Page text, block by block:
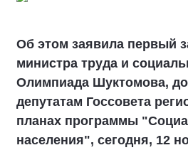
Об этом заявила первый
министра труда и
Олимпиада Шуктомова,
депутатам Госсовета
планах программы
населения", сегодня, 12